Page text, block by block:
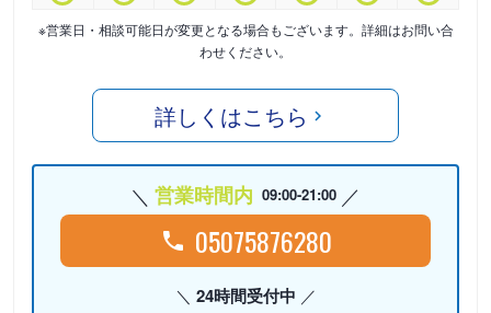
※営業日・相談可能日が変更となる場合もございます。詳細はお問い合
わせください。
詳しくはこちら
営業時間内 09:00-21:00
05075876280
24時間受付中